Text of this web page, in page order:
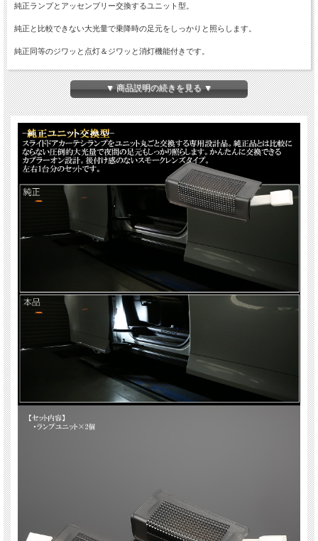
純正ランプとアッセンブリー交換するユニット型。
純正と比較できない大光量で乗降時の足元をしっかりと照らします。
純正同等のジワッと点灯＆ジワッと消灯機能付きです。
内装色カラーにマッチするスモークレンズタイプ。
商品概要
■本体色：スモークレンズ
■品名：スライドドア カーテシランプ
■適合車種
・40系 アルファード ハイブリット含む
・40系 ヴェルファイア ハイブリッド含む
■発光色：ホワイト
■入数：数量1で2個セット
▼ 商品説明の続きを見る ▼